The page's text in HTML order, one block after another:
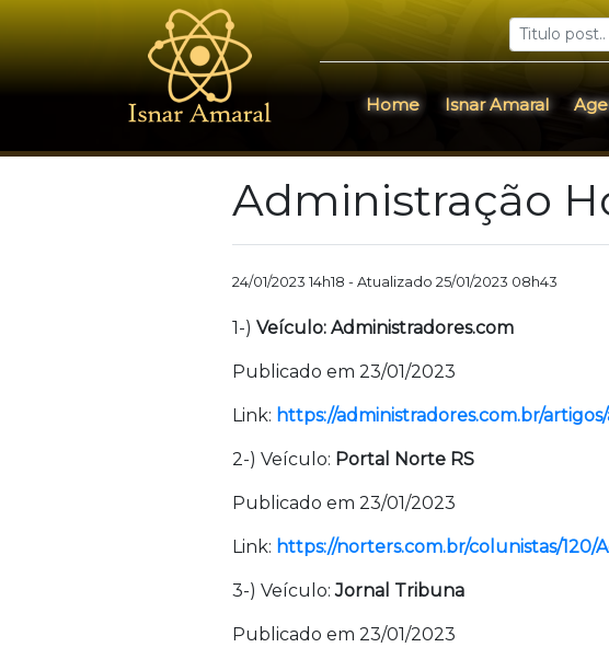
Home Isnar Amaral
Administração
24/01/2023 14h18 - Atualizado 25/01/2023 08h43
1-) Veículo: Administradores.com
Publicado em 23/01/2023
Link: https://administradores.com.br/
2-) Veículo: Portal Norte RS
Publicado em 23/01/2023
Link: https://norters.com.br/colunistas/120/
3-) Veículo:Jornal Tribuna
Publicado em 23/01/2023